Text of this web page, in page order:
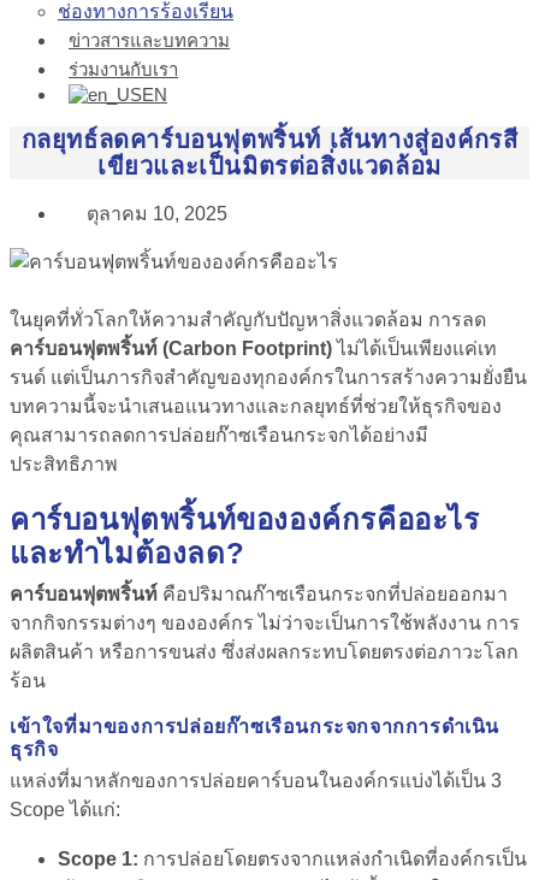
ช่องทางการร้องเรียน
ข่าวสารและบทความ
ร่วมงานกับเรา
EN
กลยุทธ์ลดคาร์บอนฟุตพริ้นท์ เส้นทางสู่องค์กรสี
เขียวและเป็นมิตรต่อสิ่งแวดล้อม
ตุลาคม 10, 2025
ในยุคที่ทั่วโลกให้ความสำคัญกับปัญหาสิ่งแวดล้อม การลด
คาร์บอนฟุตพริ้นท์ (Carbon Footprint)ไม่ได้เป็นเพียงแค่เท
รนด์ แต่เป็นภารกิจสำคัญของทุกองค์กรในการสร้างความยั่งยืน
บทความนี้จะนำเสนอแนวทางและกลยุทธ์ที่ช่วยให้ธุรกิจของ
คุณสามารถลดการปล่อยก๊าซเรือนกระจกได้อย่างมี
ประสิทธิภาพ
คาร์บอนฟุตพริ้นท์ขององค์กรคืออะไร
และทำไมต้องลด?
คาร์บอนฟุตพริ้นท์ คือปริมาณก๊าซเรือนกระจกที่ปล่อยออกมา
จากกิจกรรมต่างๆ ขององค์กร ไม่ว่าจะเป็นการใช้พลังงาน การ
ผลิตสินค้า หรือการขนส่ง ซึ่งส่งผลกระทบโดยตรงต่อภาวะโลก
ร้อน
เข้าใจที่มาของการปล่อยก๊าซเรือนกระจกจากการดำเนิน
ธุรกิจ
แหล่งที่มาหลักของการปล่อยคาร์บอนในองค์กรแบ่งได้เป็น 3
Scope ได้แก่:
Scope 1: การปล่อยโดยตรงจากแหล่งกำเนิดที่องค์กรเป็น